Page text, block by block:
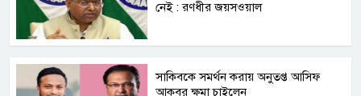
নেই : রণধীর জয়সওয়াল
সাকিবকে সমর্থন করায় অনুতপ্ত আসিফ
আকবর ক্ষমা চাইলেন